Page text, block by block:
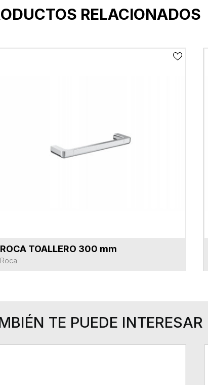
RELACIONADOS
VER FICHA DEL PRODUCTO
ROCA TOALLERO 300 mm
Roca
TE PUEDE INTERESAR